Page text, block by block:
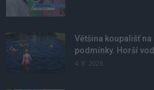
Většina koupališť
podmínky. Horší
4. 8. 2026